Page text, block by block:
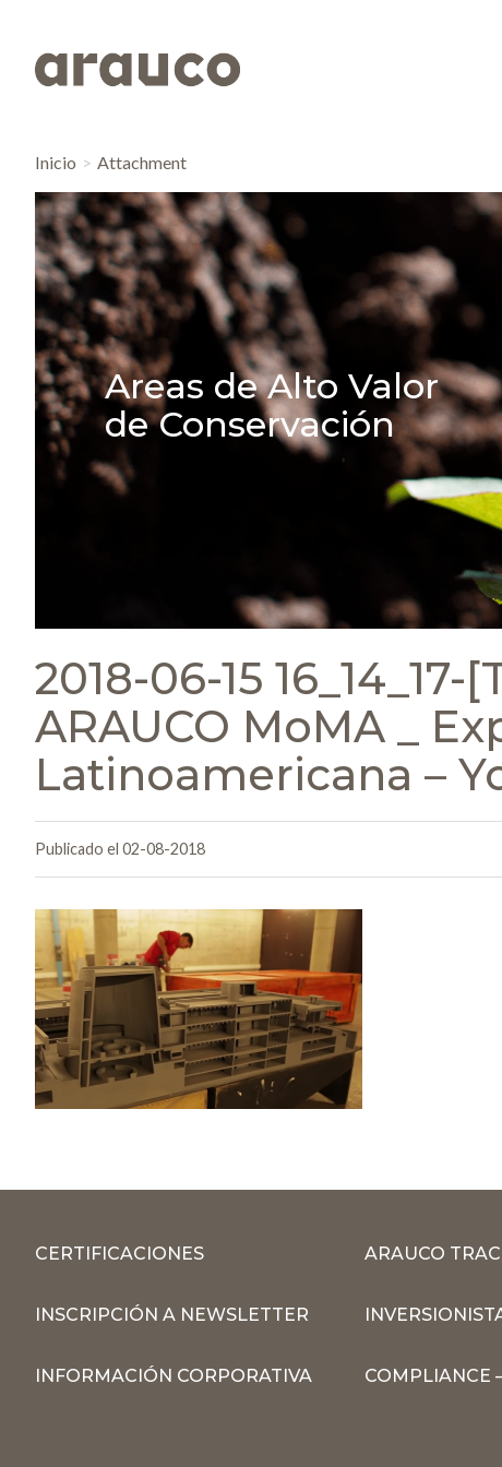
Inicio Attachment
Areas de Alto Valor
de Conservación
2018-06-15
ARAUCO MoMA _
Latinoamericana –
Publicado el 02-08-2018
CERTIFICACIONES ARAUCO
INSCRIPCIÓN A NEWSLETTER
INFORMACIÓN CORPORATIVA COMPLIANCE